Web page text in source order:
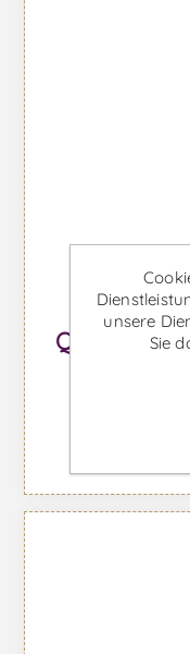
Quinta da
Ab
unsere
Sie